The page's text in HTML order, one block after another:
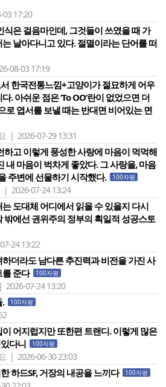
17:20
은 걸음마인데, 그것들이 쓰였을 때 가
날아다니고 있다. 절멸이라는 단어를 떠
08-03 17:19
한국전통느낌+고양이가 절묘하게 어우
. 아쉬운 점은 ‘To OO‘란이 없었으면 더
로 엽서를 보낼 때는 반대면 비어있는 면
| 2026-07-29 13:31
하고 이렇게 풍성한 사랑에 마음이 먹먹해
내 마음이 벅차게 좋았다. 그 사랑을, 마음
주변에 선물하기 시작했다.
100자평
| 2026-07-24 13:24
도대체 어디에서 읽을 수 있을지 다시
밖에선 권위주의 정부의 획일적 성공스토
24 13:22
더라도 남다른 추진력과 비전을 가진 사
를 준다
100자평
07-24 13:20
. 100자평
어지럽지만 또한편 트랜디. 이렇게 많은
다니
100자평
| 2026-06-30 23:03
하드SF, 거장의 내공을 느끼다 100자평